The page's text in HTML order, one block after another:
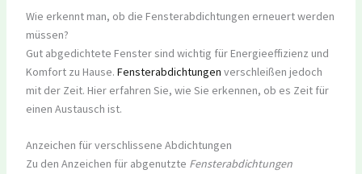
Wie erkennt man, ob die Fensterabdichtungen erneuert werden
müssen?
Gut abgedichtete Fenster sind wichtig für Energieeffizienz und
Komfort zu Hause. Fensterabdichtungen verschleißen jedoch
mit der Zeit. Hier erfahren Sie, wie Sie erkennen, ob es Zeit für
einen Austausch ist.
Anzeichen für verschlissene Abdichtungen
Zu den Anzeichen für abgenutzte Fensterabdichtungen